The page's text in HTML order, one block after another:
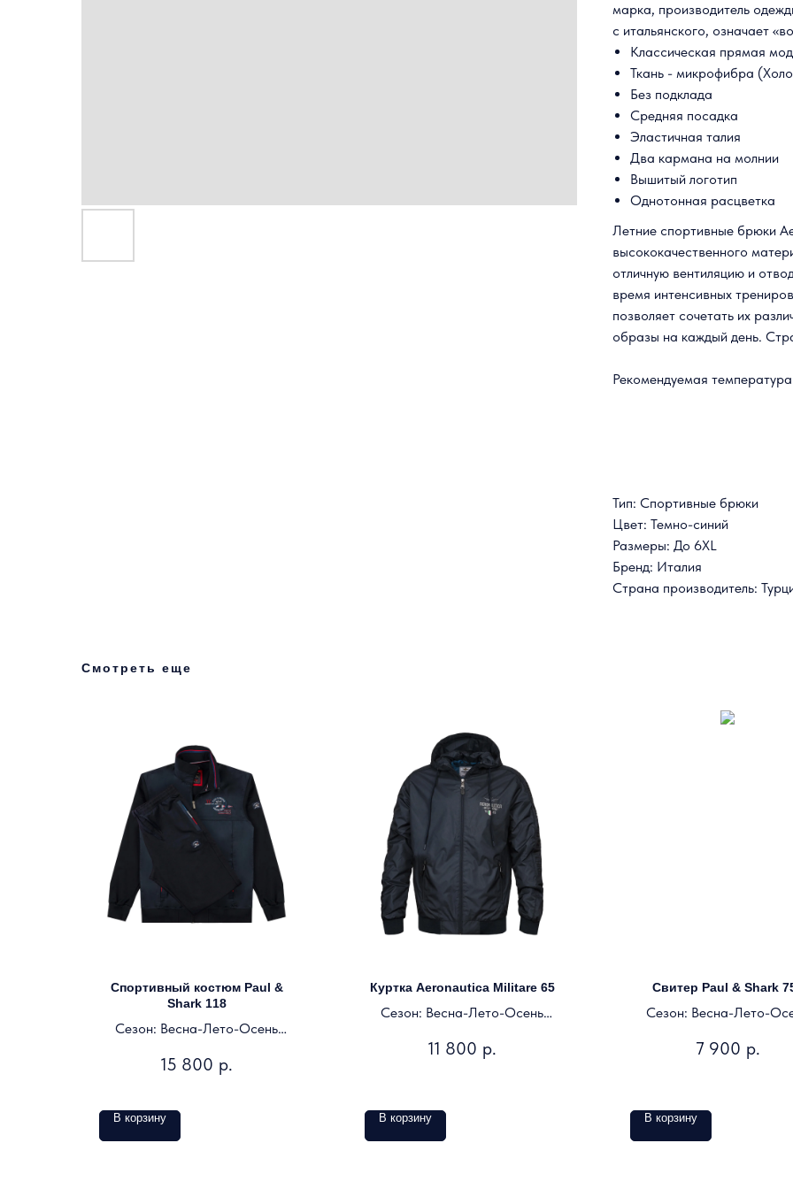
марка, производитель
с итальянского, означает
Классическая прямая
Ткань - микрофибра
Без подклада
Средняя посадка
Эластичная талия
Два кармана на молнии
Вышитый логотип
Однотонная расцветка
Летние спортивные брюки
высококачественного
отличную вентиляцию и
время интенсивных
позволяет сочетать их
образы на каждый день.
Рекомендуемая
Тип: Спортивные брюки
Цвет: Темно-синий
Размеры: До 6XL
Бренд: Италия
Страна производитель:
Смотреть еще
Спортивный костюм Paul &
Shark 118
Сезон: Весна-Лето-Осень
15 800 р.
В корзину
Куртка Aeronautica Militare 65
Сезон: Весна-Лето-Осень
11 800 р.
В корзину
Свитер Paul & Shark
Сезон: Весна-Лето-
7 900 р.
В корзину